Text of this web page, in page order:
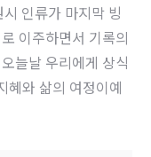
인류가 마지막 빙
이주하면서 기록의
늘날 우리에게 상식
혜와 삶의 여정이예